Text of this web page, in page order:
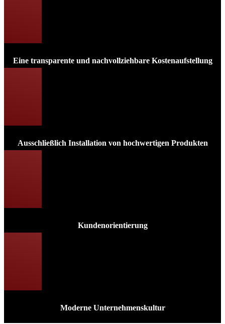
Eine transparente und nachvollziehbare Kostenaufstellung
Ausschließlich Installation von hochwertigen Produkten
Kundenorientierung
Moderne Unternehmenskultur